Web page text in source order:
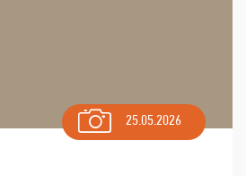
25.05.2026